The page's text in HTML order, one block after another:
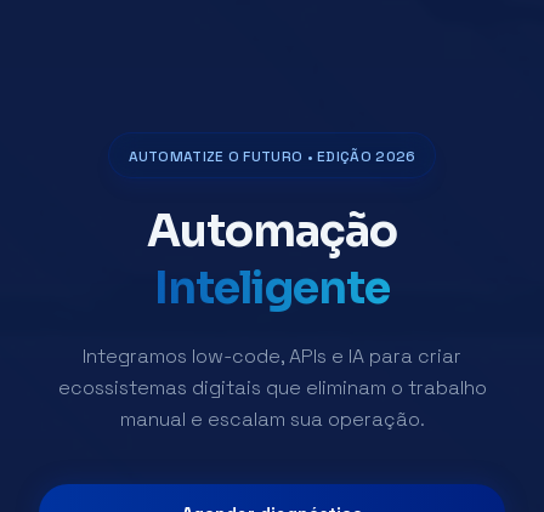
AUTOMATIZE O FUTURO • EDIÇÃO 2026
Automação
Inteligente
Integramos low-code, APIs e IA para criar
ecossistemas digitais que eliminam o trabalho
manual e escalam sua operação.